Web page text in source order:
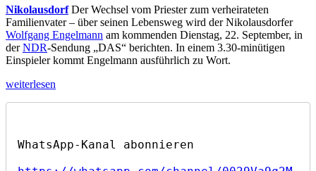
NikolausdorfDer Wechsel vom Priester zum verheirateten
Familienvater – über seinen Lebensweg wird der Nikolausdorfer
Wolfgang Engelmann am kommenden Dienstag, 22. September, in
derNDR-Sendung „DAS“ berichten. In einem 3.30-minütigen
Einspieler kommt Engelmann ausführlich zu Wort.
„Wie
zum
weiterlesen